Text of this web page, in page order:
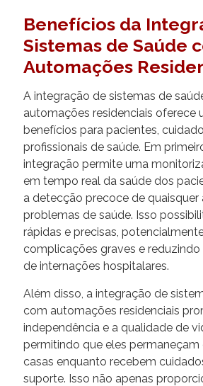
Benefícios da
Sistemas de Saúde
Automações
A integração de sistemas de
automações residenciais oferece
benefícios para pacientes,
profissionais de saúde. Em
integração permite uma
em tempo real da saúde dos
a detecção precoce de quaisquer
problemas de saúde. Isso
rápidas e precisas,
complicações graves e reduzindo
de internações hospitalares.
Além disso, a integração de
com automações residenciais
independência e a qualidade de
permitindo que eles permaneçam
casas enquanto recebem
suporte. Isso não apenas